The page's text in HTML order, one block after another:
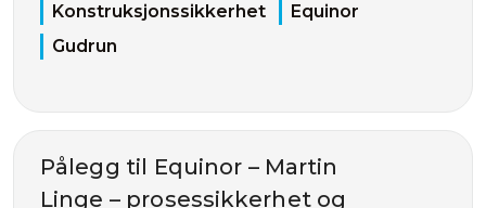
Konstruksjonssikkerhet
Equinor
Gudrun
Pålegg til Equinor – Martin
Linge – prosessikkerhet og